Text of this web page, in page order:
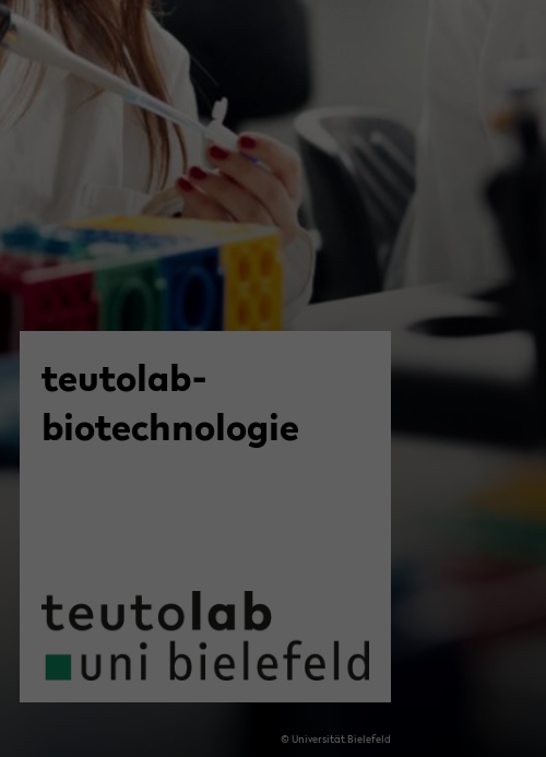
teutolab-​
biotechnologie
© Uni­ver­si­tät Bie­le­feld